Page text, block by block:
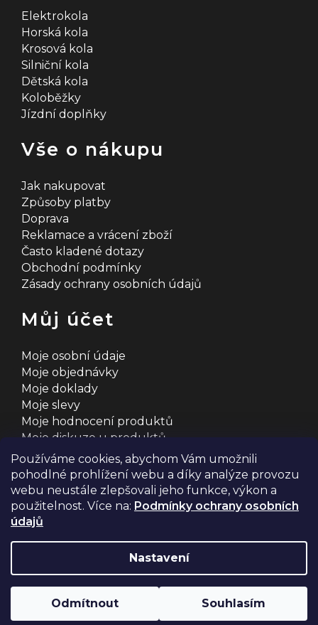
Používáme cookies, abychom Vám umožnili
pohodlné prohlížení webu a díky analýze provozu
webu neustále zlepšovali jeho funkce, výkon a
použitelnost. Více na: Podmínky ochrany osobních
údajů
Nastavení
Odmítnout Souhlasím
Elektrokola
Horská kola
Krosová kola
Silniční kola
Dětská kola
Koloběžky
Jízdní doplňky
Vše o nákupu
Jak nakupovat
Způsoby platby
Doprava
Reklamace a vrácení zboží
Často kladené dotazy
Obchodní podmínky
Zásady ochrany osobních údajů
Můj účet
Moje osobní údaje
Moje objednávky
Moje doklady
Moje slevy
Moje hodnocení produktů
Moje diskuze u produktů
Shoptet s ❤️ vyšperkovalo
vyhrazena.Upravit nastavení cookies